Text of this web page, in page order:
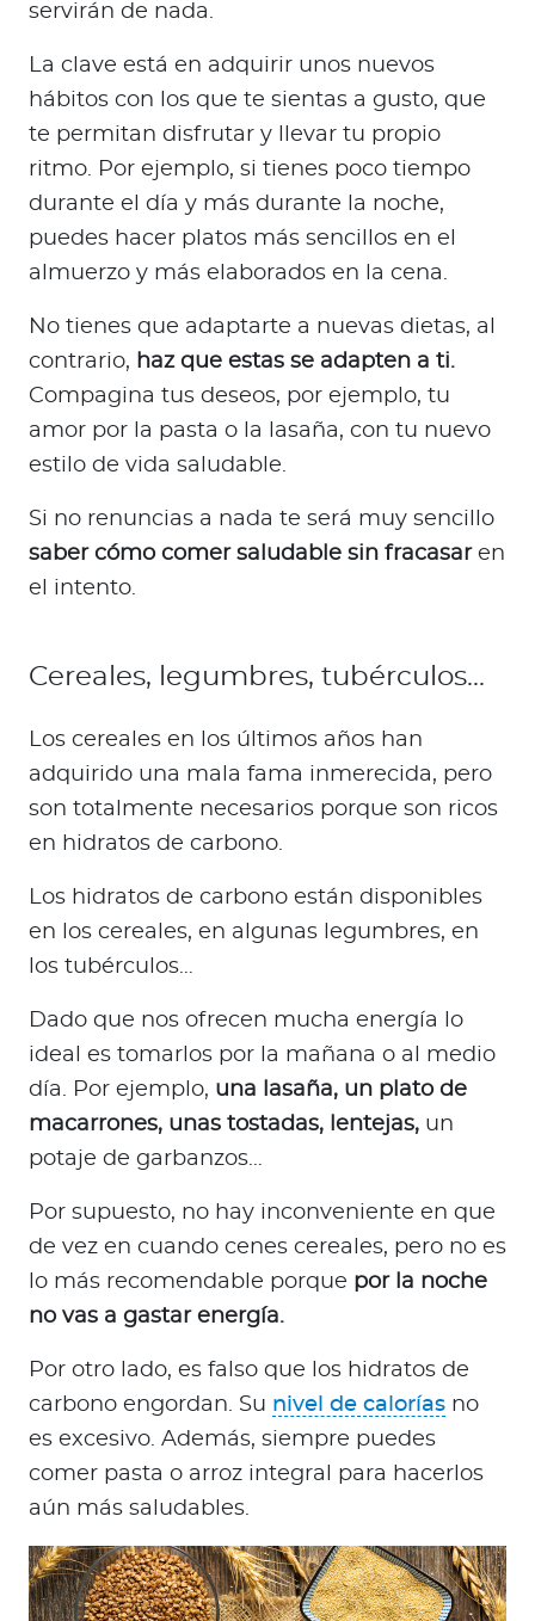
servirán de nada.
La clave está en adquirir unos nuevos
hábitos con los que te sientas a gusto, que
te permitan disfrutar y llevar tu propio
ritmo. Por ejemplo, si tienes poco tiempo
durante el día y más durante la noche,
puedes hacer platos más sencillos en el
almuerzo y más elaborados en la cena.
No tienes que adaptarte a nuevas dietas, al
contrario, haz que estas se adapten a ti.
Compagina tus deseos, por ejemplo, tu
amor por la pasta o la lasaña, con tu nuevo
estilo de vida saludable.
Si no renuncias a nada te será muy sencillo
saber cómo comer saludable sin fracasaren
el intento.
Cereales, legumbres, tubérculos…
Los cereales en los últimos años han
adquirido una mala fama inmerecida, pero
son totalmente necesarios porque son ricos
en hidratos de carbono.
Los hidratos de carbono están disponibles
en los cereales, en algunas legumbres, en
los tubérculos…
Dado que nos ofrecen mucha energía lo
ideal es tomarlos por la mañana o al medio
día. Por ejemplo, una lasaña, un plato de
macarrones, unas tostadas, lentejas, un
potaje de garbanzos…
Por supuesto, no hay inconveniente en que
de vez en cuando cenes cereales, pero no es
lo más recomendable porque por la noche
no vas a gastar energía.
Por otro lado, es falso que los hidratos de
carbono engordan. Su nivel de calorías no
es excesivo. Además, siempre puedes
comer pasta o arroz integral para hacerlos
aún más saludables.